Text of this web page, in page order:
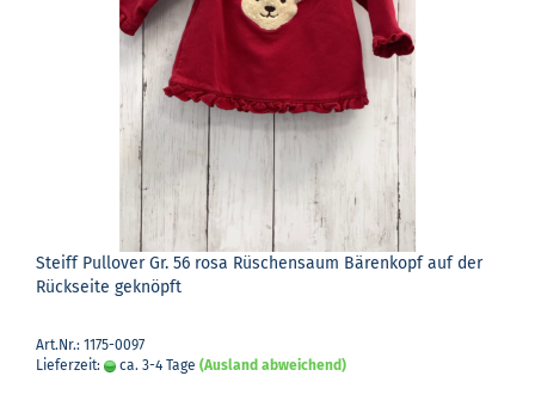
Steiff Pull­over Gr. 56 rosa Rü­schen­saum Bä­ren­kopf auf der
Rück­sei­te ge­knöpft
Art.Nr.: 1175-0097
Lieferzeit:
ca. 3-4 Tage (Ausland abweichend)